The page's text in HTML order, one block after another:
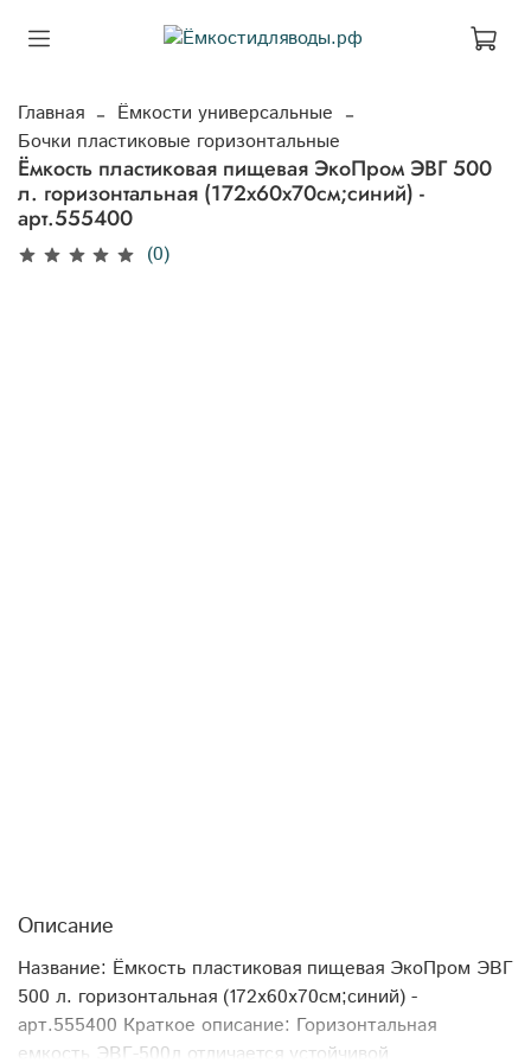
Главная
Ёмкости универсальные
Бочки пластиковые горизонтальные
Ёмкость пластиковая пищевая ЭкоПром ЭВГ 500
л. горизонтальная (172x60x70см;синий) -
арт.555400
(0)
Описание
Название: Ёмкость пластиковая пищевая ЭкоПром ЭВГ
500 л. горизонтальная (172x60x70см;синий) -
арт.555400 Краткое описание: Горизонтальная
емкость ЭВГ-500л отличается устойчивой